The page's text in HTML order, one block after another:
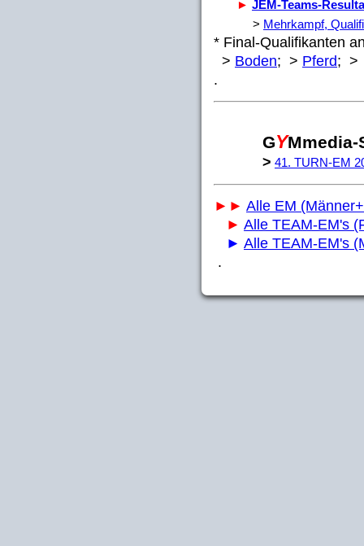
► JEM-Teams-
> Mehrkampf,
* Final-Qualifikanten
> Boden; > Pferd;
.
GYMmedia-
> 41. TURN-EM
►► Alle EM
► Alle TEAM-EM's
► Alle TEAM-EM's
.